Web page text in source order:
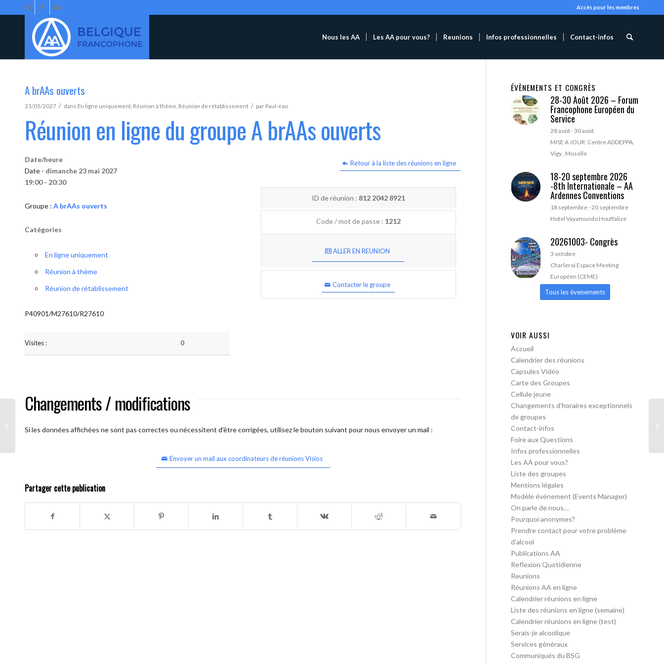
Accès pour les membres
Nous les AA Les AA pour vous? Reunions Infos professionnelles Contact-infos
A brAAs ouverts
23/05/2027 / dans En ligne uniquement Réunion à thème Réunion de rétablissement / par Paul-eau
Réunion en ligne du groupe A brAAs ouverts
Retour à la liste des réunions en ligne
Date/heure
Date - dimanche 23 mai 2027
19:00 - 20:30
Groupe : A brAAs ouverts
Catégories
En ligne uniquement
Réunion à thème
Réunion de rétablissement
P40901/M27610/R27610
Visites : 0
ID de réunion : 812 2042 8921
Code / mot de passe : 1212
ALLER EN REUNION
Contacter le groupe
Changements / modifications
Si les données affichées ne sont pas correctes ou nécessitent d'être corrigées, utilisez le bouton suivant pour nous envoyer un mail :
Envoyer un mail aux coordinateurs de réunions Visios
Partager cette publication
ÉVÈNEMENTS ET CONGRÈS
28-30 Août 2026 – Forum
Francophone Européen du
Service
28 août-30 août
MISE A JOUR: Centre ADDEPPA,
Vigy , Moselle
18-20 septembre 2026
-8th Internationale – AA
Ardennes Conventions
18 septembre-20 septembre
Hotel Vayamundo Houffalize
20261003- Congrès
3 octobre
Charleroi Espace Meeting
Européen (CEME)
Tous les évenements
VOIR AUSSI
Accueil
Calendrier des réunions
Capsules Vidéo
Carte des Groupes
Cellule jeune
Changements d’horaires exceptionnels
de groupes
Contact-infos
Foire aux Questions
Infos professionnelles
Les AA pour vous?
Liste des groupes
Mentions légales
Modèle événement (Events Manager)
On parle de nous…
Pourquoi anonymes?
Prendre contact pour votre problème
d’alcool
Publications AA
Reflexion Quotidienne
Reunions
Réunions AA en ligne
Calendrier réunions en ligne
Liste des réunions en ligne (semaine)
Calendrier réunions en ligne (test)
Serais-je alcoolique
Services généraux
Communiqués du BSG
A